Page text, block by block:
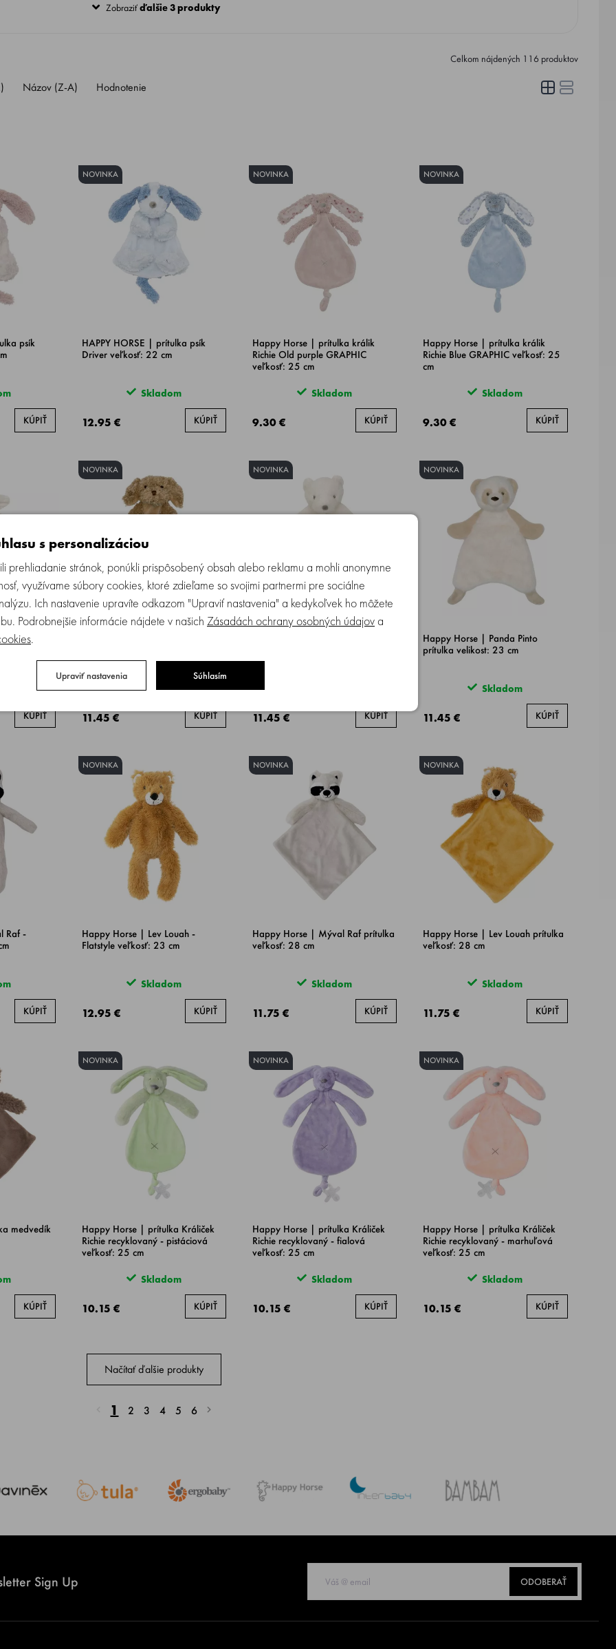
Zobraziťďalšie 3 produkty
Celkom nájdených 116 produktov
Názov (Z-A) Hodnotenie
psík
KÚPIŤ
NOVINKA
HAPPY HORSE | prítulka psík
Driver veľkosť: 22 cm
Skladom
12.95 € KÚPIŤ
NOVINKA
Happy Horse | prítulka králik
Richie Old purple GRAPHIC
veľkosť: 25 cm
Skladom
9.30 € KÚPIŤ
NOVINKA
Happy Horse | prítulka králik
Richie Blue GRAPHIC veľkosť: 25
cm
Skladom
9.30 € KÚPIŤ
Churro
KÚPIŤ
NOVINKA
Skladom
11.45 € KÚPIŤ
NOVINKA
11.45 € KÚPIŤ
NOVINKA
Happy Horse | Panda Pinto
prítulka velikost: 23 cm
Skladom
11.45 € KÚPIŤ
Raf -
KÚPIŤ
NOVINKA
Happy Horse | Lev Louah -
Flatstyle veľkosť: 23 cm
Skladom
12.95 € KÚPIŤ
NOVINKA
Happy Horse | Mýval Raf prítulka
veľkosť: 28 cm
Skladom
11.75 € KÚPIŤ
NOVINKA
Happy Horse | Lev Louah prítulka
veľkosť: 28 cm
Skladom
11.75 € KÚPIŤ
medvedík
KÚPIŤ
NOVINKA
Happy Horse | prítulka Králiček
Richie recyklovaný - pistáciová
veľkosť: 25 cm
Skladom
10.15 € KÚPIŤ
NOVINKA
Happy Horse | prítulka Králiček
Richie recyklovaný - fialová
veľkosť: 25 cm
Skladom
10.15 € KÚPIŤ
NOVINKA
Happy Horse | prítulka Králiček
Richie recyklovaný - marhuľová
veľkosť: 25 cm
Skladom
10.15 € KÚPIŤ
Načítať ďalšie produkty
1 2 3 4 5 6
Sign Up ODOBERAŤ
s personalizáciou
prehliadanie stránok, ponúkli prispôsobený obsah alebo reklamu a mohli anonymne
využívame súbory cookies, ktoré zdieľame so svojimi partnermi pre sociálne
Ich nastavenie upravíte odkazom "Upraviť nastavenia" a kedykoľvek ho môžete
Podrobnejšie informácie nájdete v našich Zásadách ochrany osobných údajova
.
Upraviť nastavenia Súhlasím